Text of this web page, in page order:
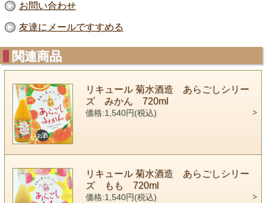
お問い合わせ
友達にメールですすめる
関連商品
リキュール 菊水酒造 あらごしシリー
ズ みかん 720ml
価格:1,540円(税込)
リキュール 菊水酒造 あらごしシリー
ズ もも 720ml
価格:1,540円(税込)